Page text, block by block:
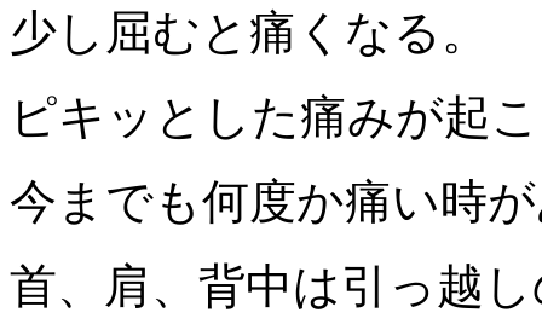
少し屈むと痛くなる。
ピキッとした痛みが起
今までも何度か痛い時
首、肩、背中は引っ越